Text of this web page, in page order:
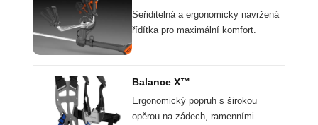
Seřiditelná a ergonomicky navržená
řídítka pro maximální komfort.
Balance X™
Ergonomický popruh s širokou
opěrou na zádech, ramenními